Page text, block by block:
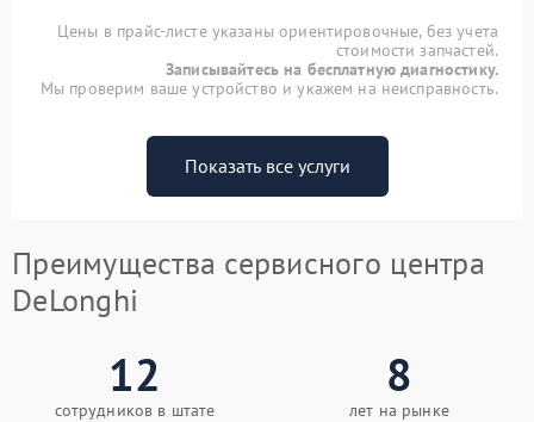
Цены в прайс-листе указаны ориентировочные, без учета
стоимости запчастей.
Записывайтесь на бесплатную диагностику.
Мы проверим ваше устройство и укажем на неисправность.
Показать все услуги
Преимущества сервисного центра
DeLonghi
12
сотрудников в штате
8
лет на рынке